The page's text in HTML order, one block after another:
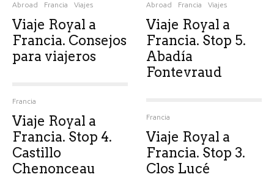
Abroad Francia Viajes
Viaje Royal a
Francia. Consejos
para viajeros
Francia
Viaje Royal a
Francia. Stop 4.
Castillo
Chenonceau
Abroad Francia Viajes
Viaje Royal a
Francia. Stop 5.
Abadía
Fontevraud
Francia
Viaje Royal a
Francia. Stop 3.
Clos Lucé